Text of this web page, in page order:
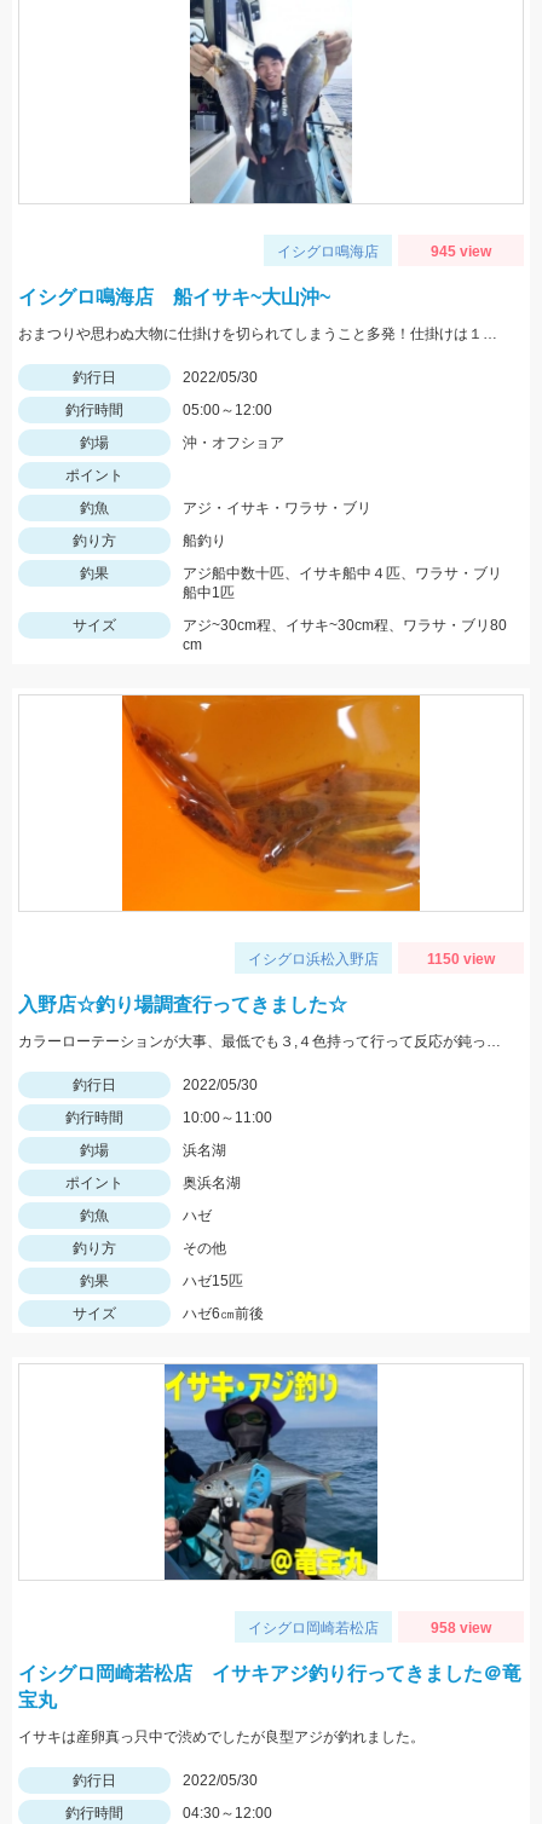
イシグロ鳴海店 945 view
イシグロ鳴海店 船イサキ~大山沖~
おまつりや思わぬ大物に仕掛けを切られてしまうこと多発！仕掛けは１０セットはあると安心です！
釣行日
2022/05/30
釣行時間
05:00～12:00
釣場
沖・オフショア
ポイント
釣魚
アジ・イサキ・ワラサ・ブリ
釣り方
船釣り
釣果
アジ船中数十匹、イサキ船中４匹、ワラサ・ブリ
船中1匹
サイズ
アジ~30cm程、イサキ~30cm程、ワラサ・ブリ80
cm
イシグロ浜松入野店 1150 view
入野店☆釣り場調査行ってきました☆
カラーローテーションが大事、最低でも３,４色持って行って反応が鈍ったら色を変えてみよう。
釣行日
2022/05/30
釣行時間
10:00～11:00
釣場
浜名湖
ポイント
奥浜名湖
釣魚
ハゼ
釣り方
その他
釣果
ハゼ15匹
サイズ
ハゼ6㎝前後
イシグロ岡崎若松店 958 view
イシグロ岡崎若松店 イサキアジ釣り行ってきました＠竜
宝丸
イサキは産卵真っ只中で渋めでしたが良型アジが釣れました。
釣行日
2022/05/30
釣行時間
04:30～12:00